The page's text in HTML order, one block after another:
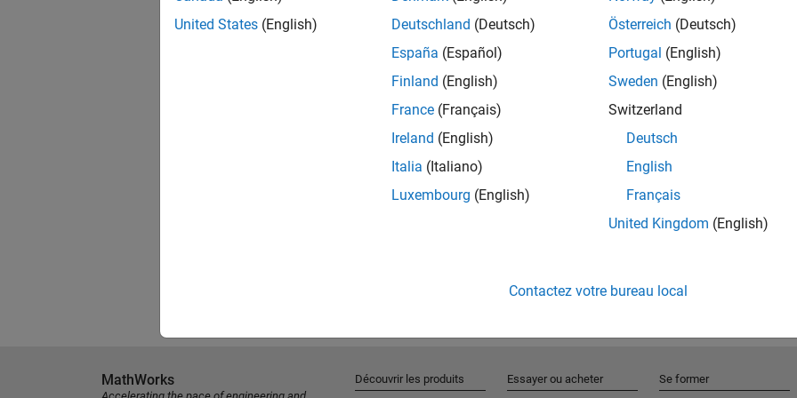
United States (English)
Deutschland (Deutsch)
España (Español)
Finland (English)
France (Français)
Ireland (English)
Italia (Italiano)
Luxembourg (English)
Österreich (Deutsch)
Portugal (English)
Sweden (English)
Switzerland
Deutsch
English
Français
United Kingdom (English)
Contactez votre bureau local
MathWorks Découvrir les produits Essayer ou acheter Se former